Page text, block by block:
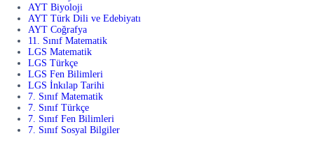
AYT Biyoloji
AYT Türk Dili ve Edebiyatı
AYT Coğrafya
11. Sınıf Matematik
LGS Matematik
LGS Türkçe
LGS Fen Bilimleri
LGS İnkılap Tarihi
7. Sınıf Matematik
7. Sınıf Türkçe
7. Sınıf Fen Bilimleri
7. Sınıf Sosyal Bilgiler